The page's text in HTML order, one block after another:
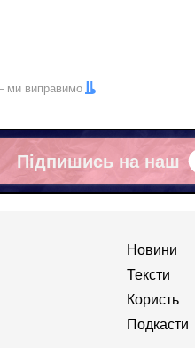
ми виправимо
Підпишись на наш
Facebook
Новини
Тексти
Користь
Подкасти